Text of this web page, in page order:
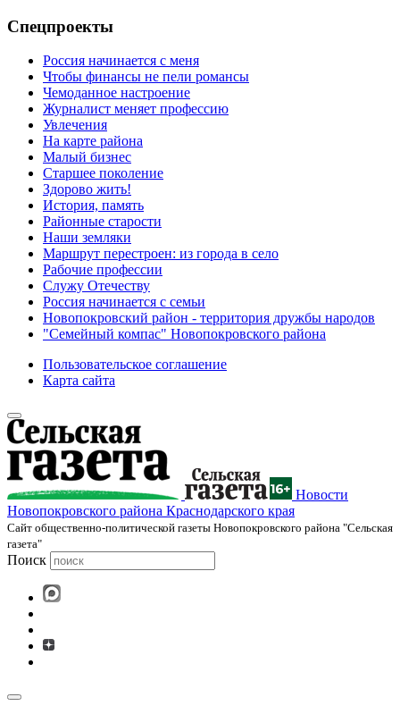
Спецпроекты
Россия начинается с меня
Чтобы финансы не пели романсы
Чемоданное настроение
Журналист меняет профессию
Увлечения
На карте района
Малый бизнес
Старшее поколение
Здорово жить!
История, память
Районные старости
Наши земляки
Маршрут перестроен: из города в село
Рабочие профессии
Служу Отечеству
Россия начинается с семьи
Новопокровский район - территория дружбы народов
"Семейный компас" Новопокровского района
Пользовательское соглашение
Карта сайта
Новости
Новопокровского района Краснодарского края
Cайт общественно-политической газеты Новопокровского района "Сельская
газета"
Поиск